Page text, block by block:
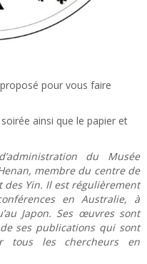
pour vous faire
ainsi que le papier et
du Musée
membre du centre de
des Yin. Il est régulièrement
en Australie, à
Japon. Ses œuvres sont
ses publications qui sont
tous les chercheurs en